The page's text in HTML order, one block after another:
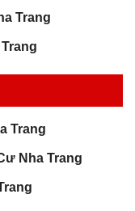
Trang
Trang
Nha Trang